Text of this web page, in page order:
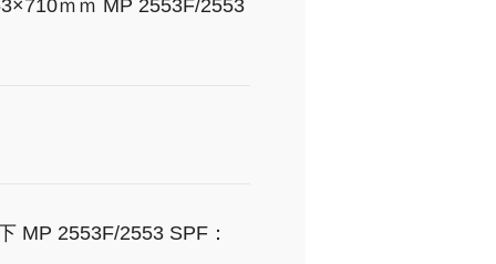
ｍｍ MP 2553F/2553
MP 2553F/2553 SPF：